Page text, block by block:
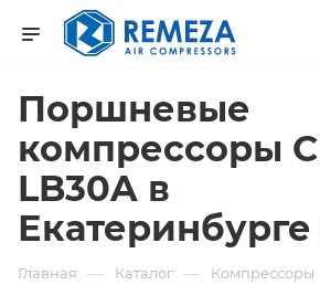
Поршневые
компрессоры
LB30A в
Екатеринбурге
Главная — Каталог — Компрессоры